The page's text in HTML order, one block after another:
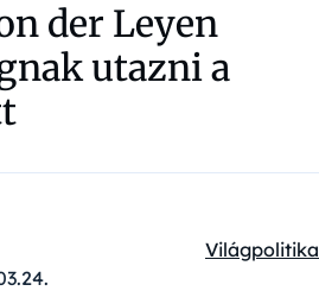
der Leyen
utazni a
Kategóriák:
Világpolitika